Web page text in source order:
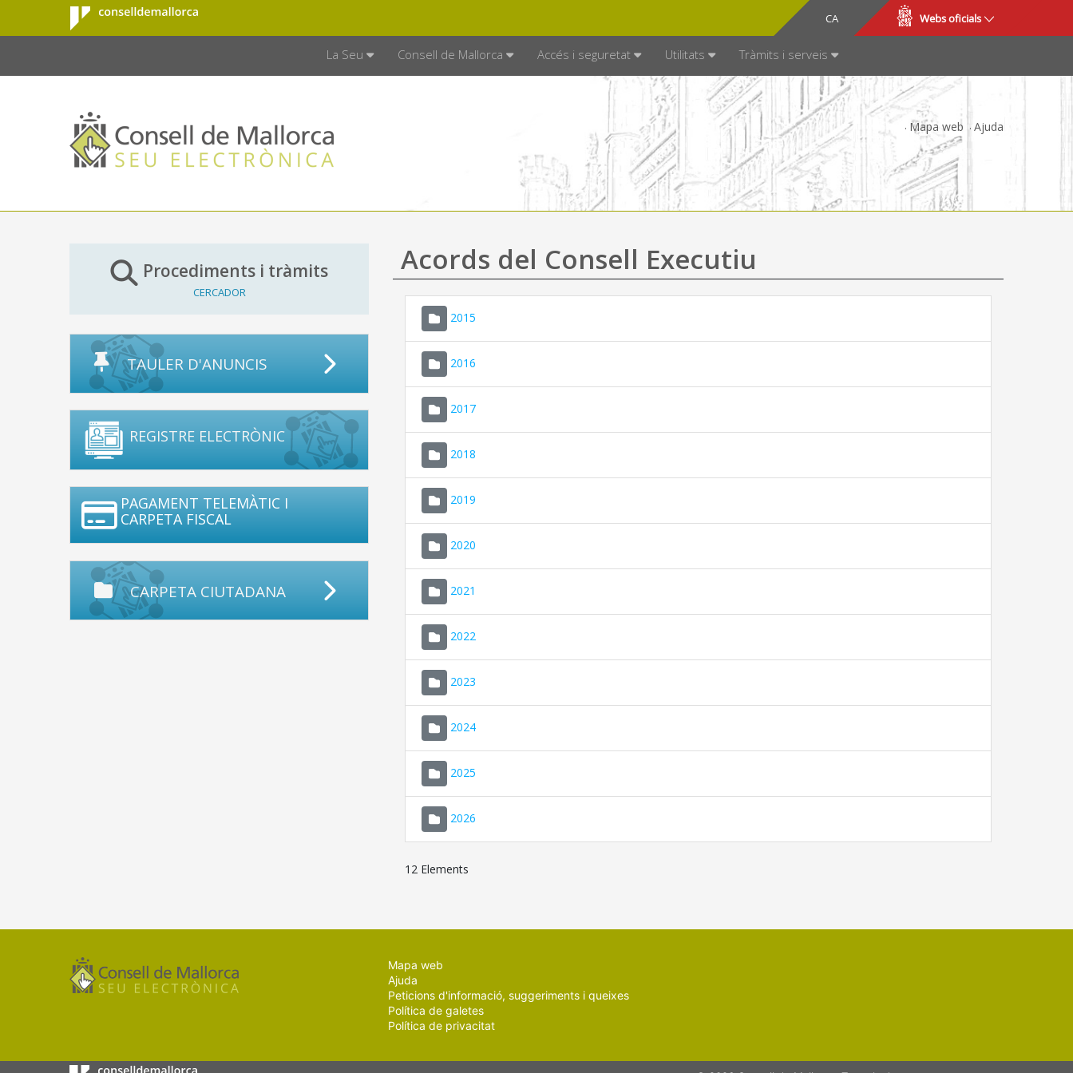
Salta al contingut principal
Consell de
Mallorca
CA
ES Webs oficials
La Seu Consell de Mallorca Accés i seguretat Utilitats Tràmits i serveis
Mapa web Ajuda
Procediments i tràmits
CERCADOR
TAULER D'ANUNCIS
REGISTRE ELECTRÒNIC
PAGAMENT TELEMÀTIC I
CARPETA FISCAL
CARPETA CIUTADANA
Acords del Consell Executiu
2015
2016
2017
2018
2019
2020
2021
2022
2023
2024
2025
2026
12 Elements
Mapa web
Ajuda
Peticions d'informació, suggeriments i queixes
Política de galetes
Política de privacitat